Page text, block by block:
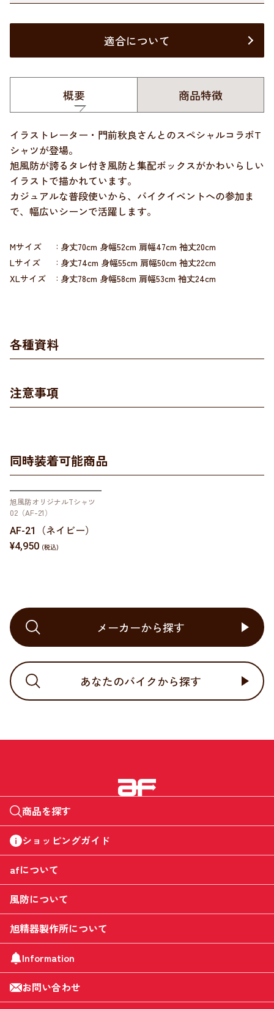
適合について
概要 商品特徴
イラストレーター・門前秋良さんとのスペシャルコラボT
シャツが登場。
旭風防が誇るタレ付き風防と集配ボックスがかわいらしい
イラストで描かれています。
カジュアルな普段使いから、バイクイベントへの参加ま
で、幅広いシーンで活躍します。
Mサイズ
身丈70cm 身幅52cm 肩幅47cm 袖丈20cm
Lサイズ
身丈74cm 身幅55cm 肩幅50cm 袖丈22cm
XLサイズ
身丈78cm 身幅58cm 肩幅53cm 袖丈24cm
各種資料
注意事項
同時装着可能商品
旭風防オリジナルTシャツ
02（AF-21）
AF-21（ネイビー）
¥4,950
メーカーから探す
あなたのバイクから探す
商品を探す
ショッピングガイド
afについて
風防について
旭精器製作所について
Information
お問い合わせ